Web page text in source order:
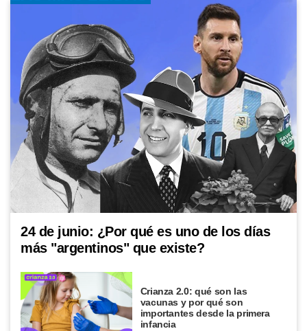
24 de junio: ¿Por qué es uno de los días
más "argentinos" que existe?
Crianza 2.0: qué son las
vacunas y por qué son
importantes desde la primera
infancia